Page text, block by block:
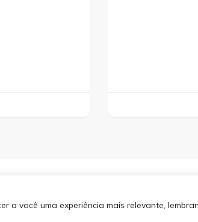
a você uma experiência mais relevante,